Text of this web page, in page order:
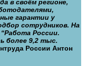
в своём регионе,
гарантии у
сотрудников. На
России.
более 9,2 тыс.
России Антон